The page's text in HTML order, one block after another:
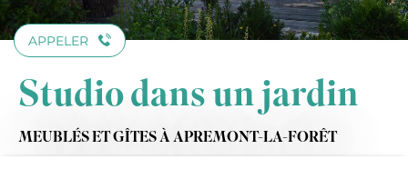
APPELER
Studio dans un jardin
MEUBLÉS ET GÎTESÀ APREMONT-LA-FORÊT